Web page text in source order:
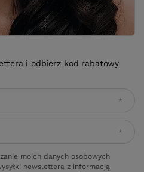
i odbierz kod rabatowy
moich danych osobowych
newslettera z informacją